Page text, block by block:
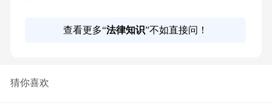
查看更多“法律知识”不如直接问！
猜你喜欢